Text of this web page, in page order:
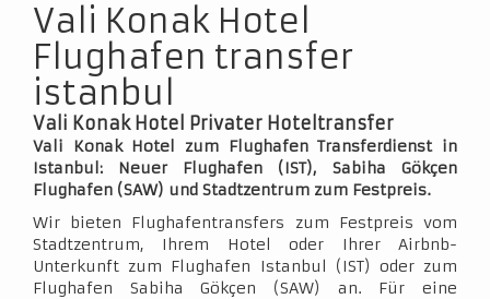
Vali Konak Hotel
Flughafen transfer
istanbul
Vali Konak Hotel Privater Hoteltransfer
Vali Konak Hotel zum Flughafen Transferdienst in
Istanbul: Neuer Flughafen (IST), Sabiha Gökçen
Flughafen (SAW) und Stadtzentrum zum Festpreis.
Wir bieten Flughafentransfers zum Festpreis vom
Stadtzentrum, Ihrem Hotel oder Ihrer Airbnb-
Unterkunft zum Flughafen Istanbul (IST) oder zum
Flughafen Sabiha Gökçen (SAW) an. Für eine